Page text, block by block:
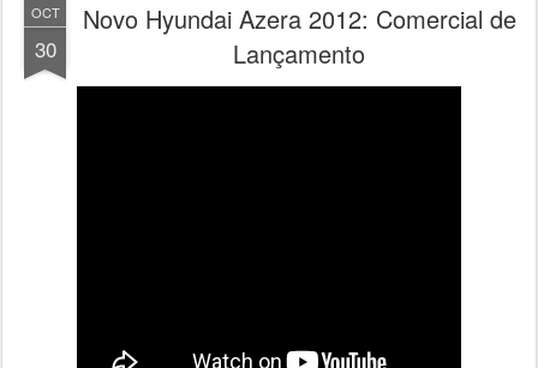
OCT
30
Novo Hyundai Azera 2012: Comercial de
Lançamento